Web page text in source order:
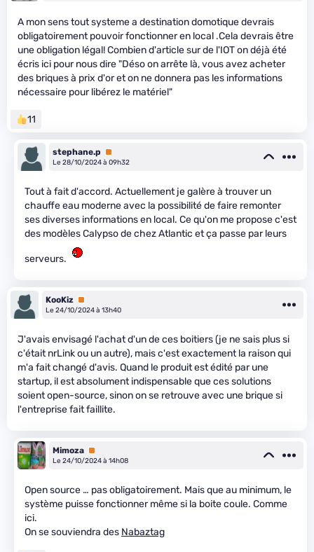
A mon sens tout systeme a destination domotique devrais
obligatoirement pouvoir fonctionner en local .Cela devrais être
une obligation légal! Combien d'article sur de l'IOT on déjà été
écris ici pour nous dire "Déso on arrête là, vous avez acheter
des briques à prix d'or et on ne donnera pas les informations
nécessaire pour libérez le matériel"
11
stephane.p
Premium
Le 28/10/2024 à 09h32
Tout à fait d'accord. Actuellement je galère à trouver un
chauffe eau moderne avec la possibilité de faire remonter
ses diverses informations en local. Ce qu'on me propose c'est
des modèles Calypso de chez Atlantic et ça passe par leurs
serveurs.
KooKiz Premium
Le 24/10/2024 à 13h40
J'avais envisagé l'achat d'un de ces boitiers (je ne sais plus si
c'était nrLink ou un autre), mais c'est exactement la raison qui
m'a fait changé d'avis. Quand le produit est édité par une
startup, il est absolument indispensable que ces solutions
soient open-source, sinon on se retrouve avec une brique si
l'entreprise fait faillite.
Mimoza Premium
Le 24/10/2024 à 14h08
Open source … pas obligatoirement. Mais que au minimum, le
système puisse fonctionner même si la boite coule. Comme
ici.
On se souviendra des Nabaztag